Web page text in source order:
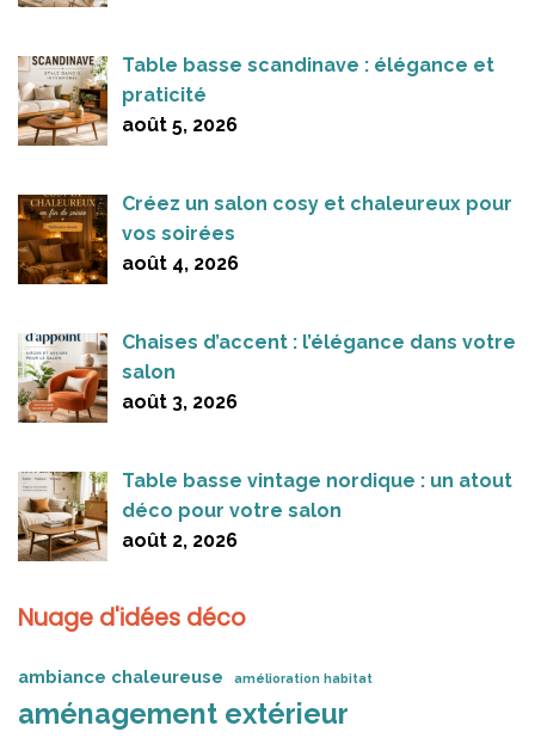
Table basse scandinave : élégance et
praticité
août 5, 2026
Créez un salon cosy et chaleureux pour
vos soirées
août 4, 2026
Chaises d’accent : l’élégance dans votre
salon
août 3, 2026
Table basse vintage nordique : un atout
déco pour votre salon
août 2, 2026
Nuage d'idées déco
ambiance chaleureuse amélioration habitat
aménagement extérieur